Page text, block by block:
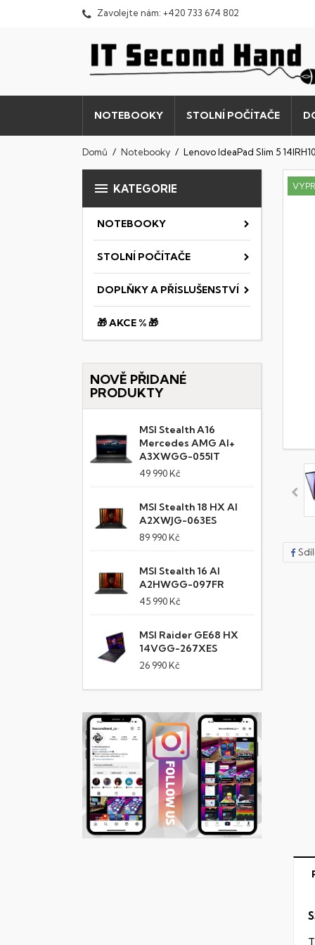
Zavolejte nám: +420 733 674 802
NOTEBOOKY STOLNÍ POČÍTAČE
Domů Notebooky Lenovo IdeaPad Slim 5
 KATEGORIE
NOTEBOOKY
STOLNÍ POČÍTAČE
DOPLŇKY A PŘÍSLUŠENSTVÍ
🎁 AKCE % 🎁
NOVĚ PŘIDANÉ
PRODUKTY
MSI Stealth A16
Mercedes AMG AI+
A3XWGG-055IT
49 990 Kč
MSI Stealth 18 HX AI
A2XWJG-063ES
89 990 Kč
MSI Stealth 16 AI
A2HWGG-097FR
45 990 Kč
MSI Raider GE68 HX
14VGG-267XES
26 990 Kč